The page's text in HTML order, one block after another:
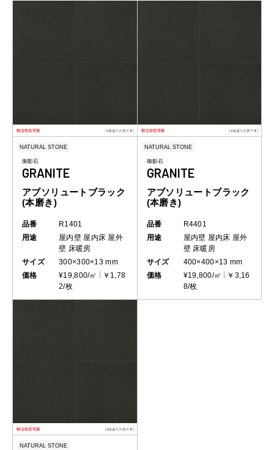
NATURAL STONE
御影石
GRANITE
アブソリュートブラック
(本磨き)
品番
R1401
用途
屋内壁 屋内床 屋外
壁 床暖房
サイズ
300×300×13 mm
価格
¥19,800/㎡
￥1,78
2/枚
NATURAL STONE
御影石
GRANITE
アブソリュートブラック
(本磨き)
品番
R4401
用途
屋内壁 屋内床 屋外
壁 床暖房
サイズ
400×400×13 mm
価格
¥19,800/㎡
￥3,16
8/枚
NATURAL STONE